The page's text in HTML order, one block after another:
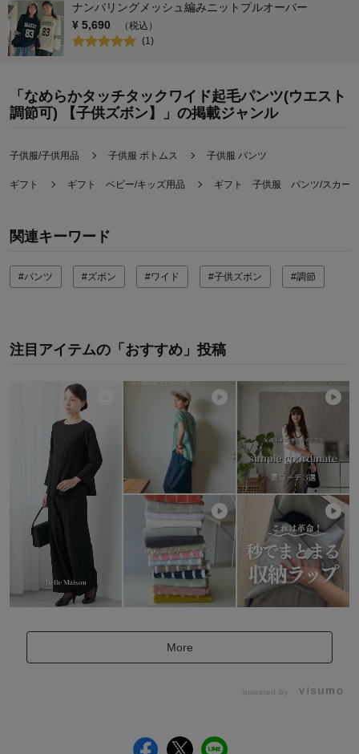
ナンバリングメッシュ編みニットプルオーバー
¥ 5,690
（税込）
(1 )
「なめらかタッチタックワイド起毛パンツ(ウエスト
調節可) 【子供ズボン】」の掲載ジャンル
子供服/子供用品 子供服 ボトムス 子供服 パンツ
ギフト ギフト ベビー/キッズ用品 ギフト 子供服 パンツ/スカー
関連キーワード
#パンツ #ズボン #ワイド #子供ズボン #調節
注目アイテムの「おすすめ」投稿
More
powered by